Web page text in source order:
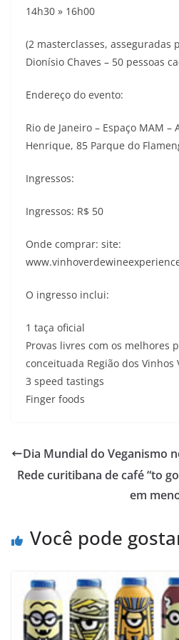
14h30 » 16h00
(2 masterclasses, asseguradas
Dionísio Chaves – 50 pessoas
Endereço do evento:
Rio de Janeiro – Espaço MAM –
Henrique, 85 Parque do
Ingressos:
Ingressos: R$ 50
Onde comprar: site:
O ingresso inclui:
1 taça oficial
Provas livres com os melhores
conceituada Região dos Vinhos
3 speed tastings
Finger foods
Dia Mundial do Veganismo
Rede curitibana de café “to
em
Você pode